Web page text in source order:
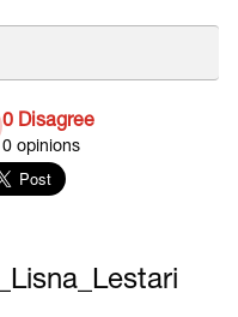
0 Disagree
0 opinions